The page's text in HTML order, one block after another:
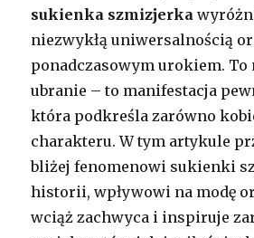
sukienka szmizjerka
niezwykłą uniwersalnością
ponadczasowym urokiem. To
ubranie – to manifestacja
która podkreśla zarówno
charakteru. W tym artykule
bliżej fenomenowi sukienki
historii, wpływowi na modę
wciąż zachwyca i inspiruje